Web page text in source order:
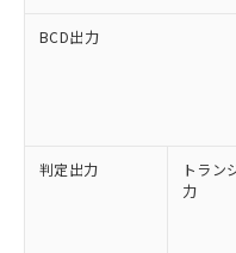
BCD出力
判定出力
トラン
力
以下の条件をお
本サービ
(税抜)を提
当社制御
本サービ
対応予定なし：
非含有に非対応
調査・確認中：
非含有の対応状
非該当品：ライ
害物質有無と関
仕入先様の事情
「○」：最大均
基準値以下であ
「×」：最大均
基準値を超えて